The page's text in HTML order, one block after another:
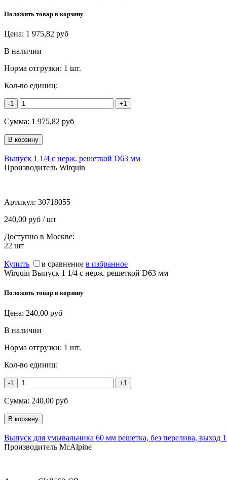
Положить товар в корзину
Цена: 1 975,82 руб
В наличии
Норма отгрузки: 1 шт.
Кол-во единиц:
-1 +1
Сумма: 1 975,82 руб
Выпуск 1 1/4 с нерж. решеткой D63 мм
Производитель Wirquin
Артикул: 30718055
240,00 руб / шт
Доступно в Москве:
22 шт
Купить в сравнение в избранное
Wirquin Выпуск 1 1/4 с нерж. решеткой D63 мм
Положить товар в корзину
Цена: 240,00 руб
В наличии
Норма отгрузки: 1 шт.
Кол-во единиц:
-1 +1
Сумма: 240,00 руб
Выпуск для умывальника 60 мм решетка, без перелива, выход
Производитель McAlpine